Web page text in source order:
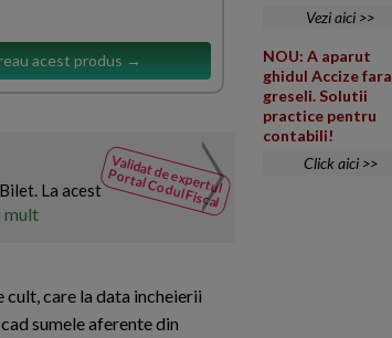
acest produs →
Validat de expertul
Portal Codul Fiscal
La acest
mult
NOUTATI
care la data incheierii
sumele aferente din
Vezi aici >>
NOU: A aparut
ghidul Accize fara
greseli. Solutii
practice pentru
contabili!
Click aici >>